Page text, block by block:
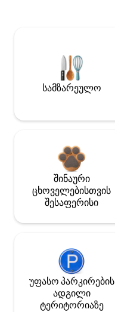
სამზარეულო
შინაური
ცხოველებისთვის
შესაფერისი
უფასო პარკირების
ადგილი
ტერიტორიაზე